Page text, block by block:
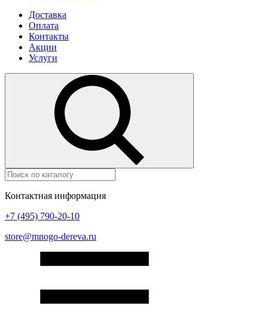
Доставка
Оплата
Контакты
Акции
Услуги
Контактная информация
+7 (495) 790-20-10
store@mnogo-dereva.ru